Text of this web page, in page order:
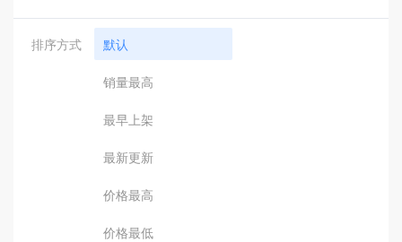
排序方式 默认
销量最高
最早上架
最新更新
价格最高
价格最低